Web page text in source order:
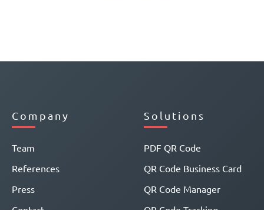
Company
Team
References
Press
Solutions
PDF QR Code
QR Code Business Card
QR Code Manager